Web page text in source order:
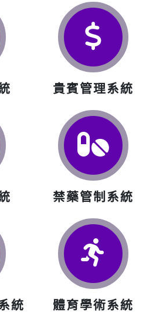
貴賓管理系統
禁藥管制系統
統 體育學術系統